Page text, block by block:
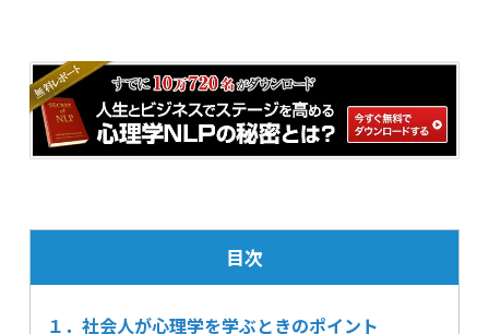
目次
１．社会人が心理学を学ぶときのポイント